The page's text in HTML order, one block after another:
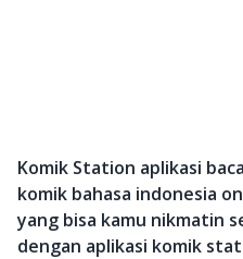
Komik Station aplikasi
komik bahasa indonesia
yang bisa kamu nikmatin
dengan aplikasi komik